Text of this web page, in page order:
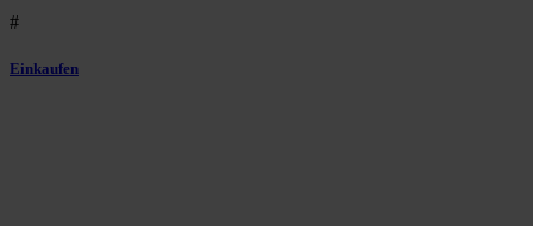
#
Einkaufen